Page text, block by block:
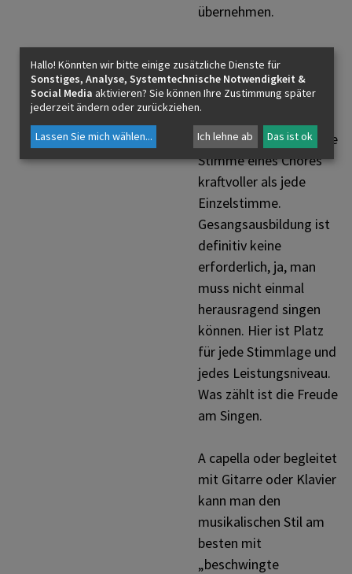
übernehmen.
der Chor derzeit. Neue
Mitglieder sind immer
Denn bekanntlich ist die
Stimme eines Chores
kraftvoller als jede
Einzelstimme.
Gesangsausbildung ist
definitiv keine
erforderlich, ja, man
muss nicht einmal
herausragend singen
können. Hier ist Platz
für jede Stimmlage und
jedes Leistungsniveau.
Was zählt ist die Freude
am Singen.
A capella oder begleitet
mit Gitarre oder Klavier
kann man den
musikalischen Stil am
besten mit
„beschwingte
Hallo! Könnten wir bitte einige zusätzliche Dienste für
Sonstiges, Analyse, Systemtechnische Notwendigkeit &
Social Media aktivieren? Sie können Ihre Zustimmung später
jederzeit ändern oder zurückziehen.
Lassen Sie mich wählen... Ich lehne ab Das ist ok